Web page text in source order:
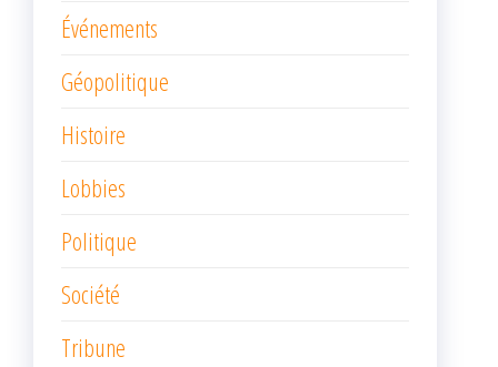
Événements
Géopolitique
Histoire
Lobbies
Politique
Société
Tribune